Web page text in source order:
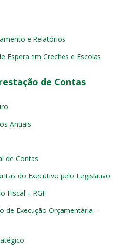
e Relatórios
Espera em Creches e Escolas
de Contas
Anuais
de Contas
do Executivo pelo Legislativo
Fiscal – RGF
de Execução Orçamentária –